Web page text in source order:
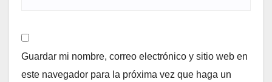
Guardar mi nombre, correo electrónico y sitio web en
este navegador para la próxima vez que haga un